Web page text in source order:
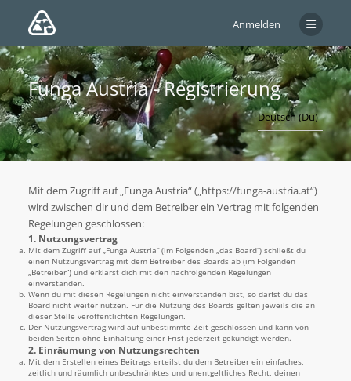
Anmelden
Funga Austria - Registrierung
Mit dem Zugriff auf „Funga Austria“ („https://funga-austria.at“)
wird zwischen dir und dem Betreiber ein Vertrag mit folgenden
Regelungen geschlossen:
1. Nutzungsvertrag
Mit dem Zugriff auf „Funga Austria“ (im Folgenden „das Board“) schließt du
einen Nutzungsvertrag mit dem Betreiber des Boards ab (im Folgenden
„Betreiber“) und erklärst dich mit den nachfolgenden Regelungen
einverstanden.
Wenn du mit diesen Regelungen nicht einverstanden bist, so darfst du das
Board nicht weiter nutzen. Für die Nutzung des Boards gelten jeweils die an
dieser Stelle veröffentlichten Regelungen.
Der Nutzungsvertrag wird auf unbestimmte Zeit geschlossen und kann von
beiden Seiten ohne Einhaltung einer Frist jederzeit gekündigt werden.
2. Einräumung von Nutzungsrechten
Mit dem Erstellen eines Beitrags erteilst du dem Betreiber ein einfaches,
zeitlich und räumlich unbeschränktes und unentgeltliches Recht, deinen